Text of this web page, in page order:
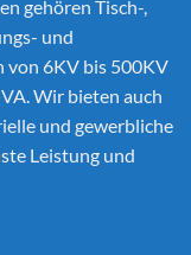
gehören Tisch-,
und
von 6KV bis 500KV
Wir bieten auch
und gewerbliche
Leistung und